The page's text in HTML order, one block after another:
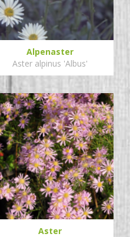
Alpenaster
Aster alpinus 'Albus'
Aster